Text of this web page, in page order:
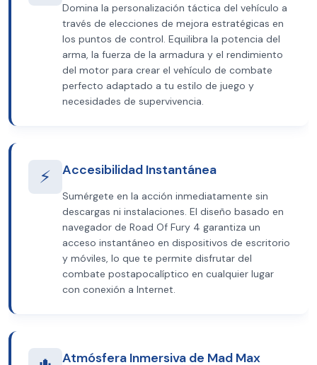
Domina la personalización táctica del vehículo a
través de elecciones de mejora estratégicas en
los puntos de control. Equilibra la potencia del
arma, la fuerza de la armadura y el rendimiento
del motor para crear el vehículo de combate
perfecto adaptado a tu estilo de juego y
necesidades de supervivencia.
⚡ Accesibilidad Instantánea
Sumérgete en la acción inmediatamente sin
descargas ni instalaciones. El diseño basado en
navegador de Road Of Fury 4 garantiza un
acceso instantáneo en dispositivos de escritorio
y móviles, lo que te permite disfrutar del
combate postapocalíptico en cualquier lugar
con conexión a Internet.
Atmósfera Inmersiva de Mad Max